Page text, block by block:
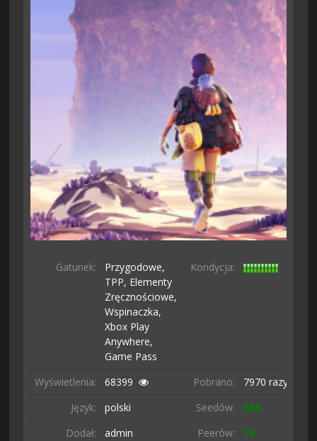
Gatunek:
Przygodowe,
TPP, Elementy
Zręcznościowe,
Wspinaczka,
Xbox Play
Anywhere,
Game Pass
Kondycja:
Wyświetlenia: 68399 Pobrano:
7970 razy
Język:
polski Seedów:
698
Dodał:
admin Peerów:
79